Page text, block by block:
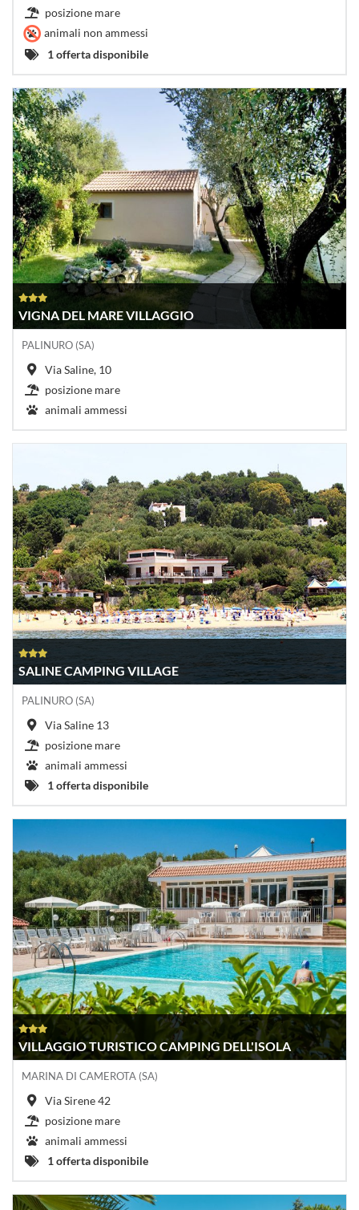
posizione mare
animali non ammessi
1 offerta disponibile
VIGNA DEL MARE VILLAGGIO
PALINURO (SA)
Via Saline, 10
posizione mare
animali ammessi
SALINE CAMPING VILLAGE
PALINURO (SA)
Via Saline 13
posizione mare
animali ammessi
1 offerta disponibile
VILLAGGIO TURISTICO CAMPING DELL'ISOLA
MARINA DI CAMEROTA (SA)
Via Sirene 42
posizione mare
animali ammessi
1 offerta disponibile